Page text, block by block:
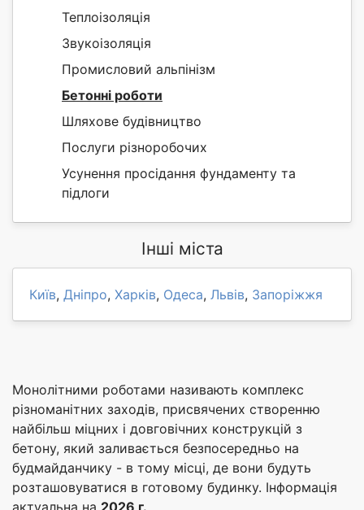
Теплоізоляція
Звукоізоляція
Промисловий альпінізм
Бетонні роботи
Шляхове будівництво
Послуги різноробочих
Усунення просідання фундаменту та
підлоги
Інші міста
Київ, Дніпро, Харків, Одеса, Львів, Запоріжжя
Монолітними роботами називають комплекс
різноманітних заходів, присвячених створенню
найбільш міцних і довговічних конструкцій з
бетону, який заливається безпосередньо на
будмайданчику - в тому місці, де вони будуть
розташовуватися в готовому будинку. Інформація
актуальна на 2026 г.